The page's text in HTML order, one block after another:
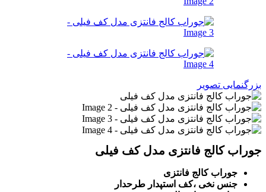
بزرگنمایی تصویر
جوراب کالج فانتزی مدل کف فیلی
جوراب کالج فانتزی
جنس نخی ،کف استپدار طرحدار